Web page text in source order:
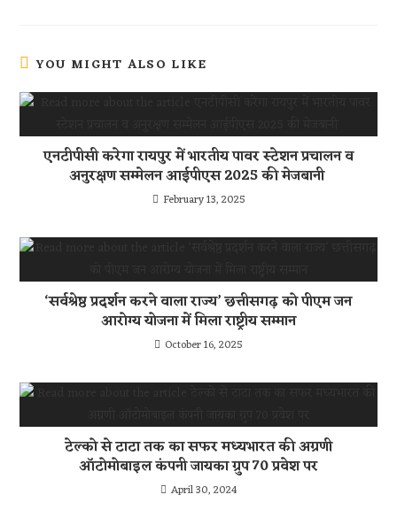
YOU MIGHT ALSO LIKE
एनटीपीसी करेगा रायपुर में भारतीय पावर स्टेशन प्रचालन व
अनुरक्षण सम्मेलन आईपीएस 2025 की मेजबानी
February 13, 2025
‘सर्वश्रेष्ठ प्रदर्शन करने वाला राज्य’ छत्तीसगढ़ को पीएम जन
आरोग्य योजना में मिला राष्ट्रीय सम्मान
October 16, 2025
टेल्को से टाटा तक का सफर मध्यभारत की अग्रणी
ऑटोमोबाइल कंपनी जायका ग्रुप 70 प्रवेश पर
April 30, 2024